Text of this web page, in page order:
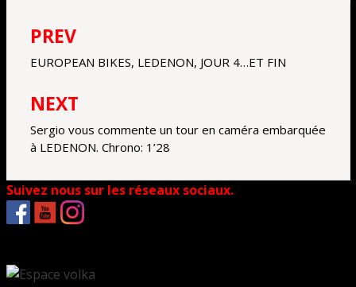
Navigation
de
l’article
PREV
EUROPEAN BIKES, LEDENON, JOUR 4…ET FIN
NEXT
Sergio vous commente un tour en caméra embarquée
à LEDENON. Chrono: 1’28
Suivez nous sur les réseaux sociaux.